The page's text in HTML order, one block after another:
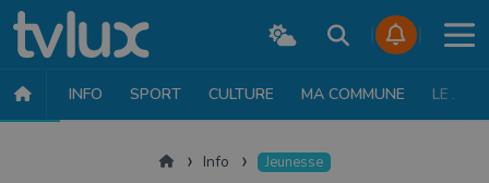
INFO SPORT CULTURE MA COMMUNE LE JT
AccueilInfo Jeunesse